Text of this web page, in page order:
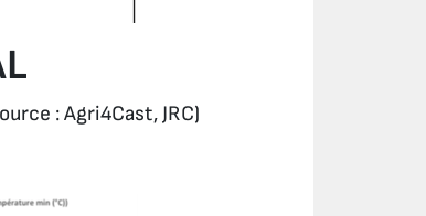
: Agri4Cast, JRC)